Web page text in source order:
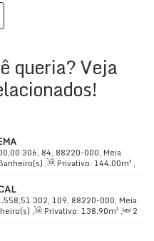
sujeitos a alteração
- WhatsApp
queria? Veja
306, 84, 88220-000, Meia
Brasil
, Privativo: 144.00m² ,
, Total:221.00m² ,
2 ~ 3
302, 109, 88220-000, Meia
Brasil
, Privativo: 138.90m² ,
2
241.99~ 242.00m², 3 Vaga(s),